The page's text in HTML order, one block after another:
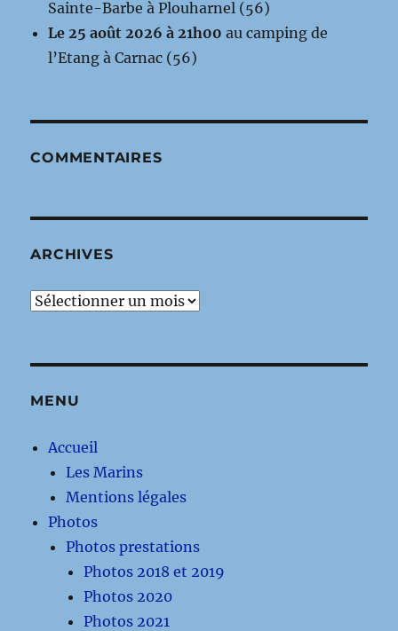
Sainte-Barbe à Plouharnel (56)
Le 25 août 2026 à 21h00 au camping de
l’Etang à Carnac (56)
COMMENTAIRES
ARCHIVES
Archives
MENU
Accueil
Les Marins
Mentions légales
Photos
Photos prestations
Photos 2018 et 2019
Photos 2020
Photos 2021